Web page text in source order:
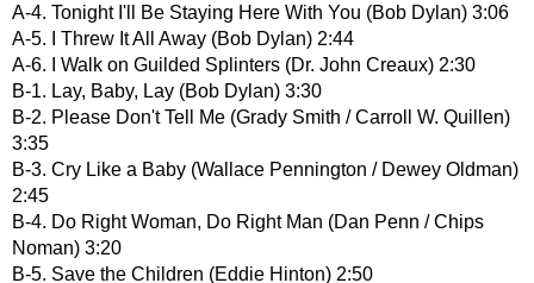
A-4. Tonight I'll Be Staying Here With You (Bob Dylan) 3:06
A-5. I Threw It All Away (Bob Dylan) 2:44
A-6. I Walk on Guilded Splinters (Dr. John Creaux) 2:30
B-1. Lay, Baby, Lay (Bob Dylan) 3:30
B-2. Please Don't Tell Me (Grady Smith / Carroll W. Quillen)
3:35
B-3. Cry Like a Baby (Wallace Pennington / Dewey Oldman)
2:45
B-4. Do Right Woman, Do Right Man (Dan Penn / Chips
Noman) 3:20
B-5. Save the Children (Eddie Hinton) 2:50